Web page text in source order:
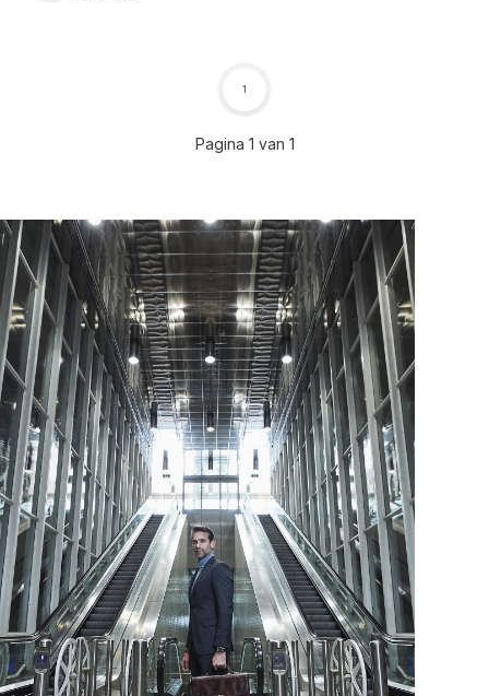
Voor 17:00 besteld, is vandaag verzonden (ma-vr)
Pagina 1 van 1
1